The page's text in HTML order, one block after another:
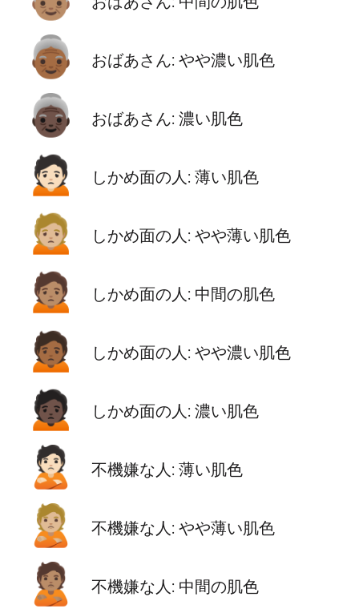
👵🏾 おばあさん: やや濃い肌色
👵🏿 おばあさん: 濃い肌色
🙍🏻 しかめ面の人: 薄い肌色
🙍🏼 しかめ面の人: やや薄い肌色
🙍🏽 しかめ面の人: 中間の肌色
🙍🏾 しかめ面の人: やや濃い肌色
🙍🏿 しかめ面の人: 濃い肌色
🙎🏻 不機嫌な人: 薄い肌色
🙎🏼 不機嫌な人: やや薄い肌色
🙎🏽 不機嫌な人: 中間の肌色